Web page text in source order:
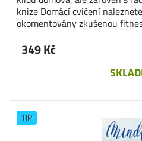
knize Domácí cvičení
okomentovány zkušenou
349 Kč
TIP